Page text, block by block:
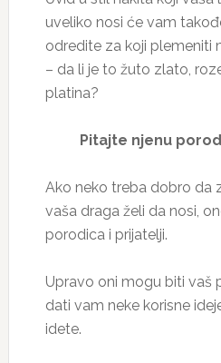
uveliko nosi će vam
odredite za koji plemeniti
– da li je to žuto zlato,
platina?
Pitajte njenu
Ako neko treba dobro da
vaša draga želi da nosi,
porodica i prijatelji.
Upravo oni mogu biti vaš
dati vam neke korisne
idete.